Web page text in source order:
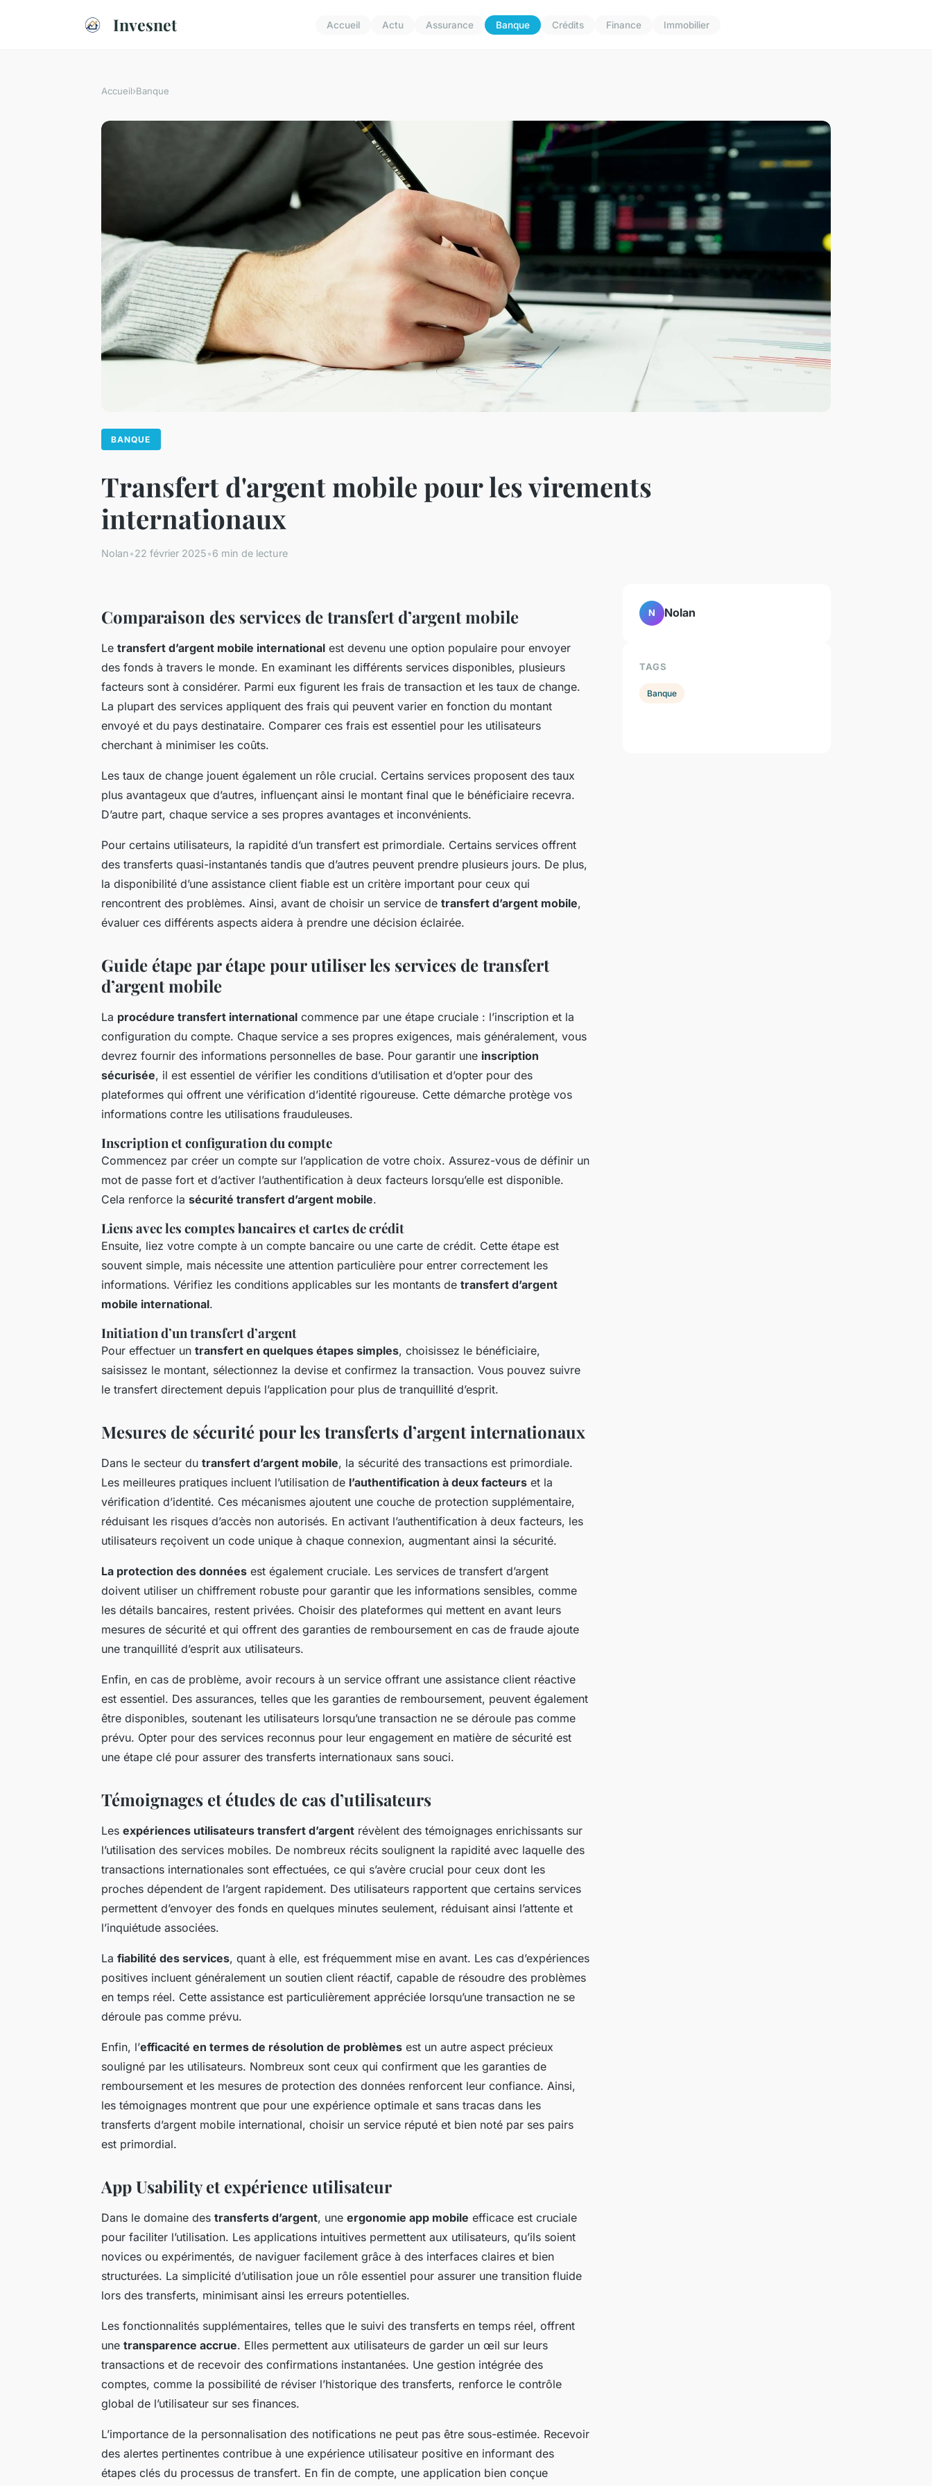
Invesnet Accueil Actu Assurance Banque Crédits Finance Immobilier
Accueil›Banque
BANQUE
Transfert d'argent mobile pour les virements
internationaux
Nolan•22 février 2025•6 min de lecture
Comparaison des services de transfert d’argent mobile
Le transfert d’argent mobile international est devenu une option populaire pour envoyer
des fonds à travers le monde. En examinant les différents services disponibles, plusieurs
facteurs sont à considérer. Parmi eux figurent les frais de transaction et les taux de change.
La plupart des services appliquent des frais qui peuvent varier en fonction du montant
envoyé et du pays destinataire. Comparer ces frais est essentiel pour les utilisateurs
cherchant à minimiser les coûts.
Les taux de change jouent également un rôle crucial. Certains services proposent des taux
plus avantageux que d’autres, influençant ainsi le montant final que le bénéficiaire recevra.
D’autre part, chaque service a ses propres avantages et inconvénients.
Pour certains utilisateurs, la rapidité d’un transfert est primordiale. Certains services offrent
des transferts quasi-instantanés tandis que d’autres peuvent prendre plusieurs jours. De plus,
la disponibilité d’une assistance client fiable est un critère important pour ceux qui
rencontrent des problèmes. Ainsi, avant de choisir un service de transfert d’argent mobile,
évaluer ces différents aspects aidera à prendre une décision éclairée.
Guide étape par étape pour utiliser les services de transfert
d’argent mobile
La procédure transfert international commence par une étape cruciale : l’inscription et la
configuration du compte. Chaque service a ses propres exigences, mais généralement, vous
devrez fournir des informations personnelles de base. Pour garantir une inscription
sécurisée, il est essentiel de vérifier les conditions d’utilisation et d’opter pour des
plateformes qui offrent une vérification d’identité rigoureuse. Cette démarche protège vos
informations contre les utilisations frauduleuses.
Inscription et configuration du compte
Commencez par créer un compte sur l’application de votre choix. Assurez-vous de définir un
mot de passe fort et d’activer l’authentification à deux facteurs lorsqu’elle est disponible.
Cela renforce la sécurité transfert d’argent mobile.
Liens avec les comptes bancaires et cartes de crédit
Ensuite, liez votre compte à un compte bancaire ou une carte de crédit. Cette étape est
souvent simple, mais nécessite une attention particulière pour entrer correctement les
informations. Vérifiez les conditions applicables sur les montants de transfert d’argent
mobile international.
Initiation d’un transfert d’argent
Pour effectuer un transfert en quelques étapes simples, choisissez le bénéficiaire,
saisissez le montant, sélectionnez la devise et confirmez la transaction. Vous pouvez suivre
le transfert directement depuis l’application pour plus de tranquillité d’esprit.
Mesures de sécurité pour les transferts d’argent internationaux
Dans le secteur du transfert d’argent mobile, la sécurité des transactions est primordiale.
Les meilleures pratiques incluent l’utilisation de l’authentification à deux facteurs et la
vérification d’identité. Ces mécanismes ajoutent une couche de protection supplémentaire,
réduisant les risques d’accès non autorisés. En activant l’authentification à deux facteurs, les
utilisateurs reçoivent un code unique à chaque connexion, augmentant ainsi la sécurité.
La protection des données est également cruciale. Les services de transfert d’argent
doivent utiliser un chiffrement robuste pour garantir que les informations sensibles, comme
les détails bancaires, restent privées. Choisir des plateformes qui mettent en avant leurs
mesures de sécurité et qui offrent des garanties de remboursement en cas de fraude ajoute
une tranquillité d’esprit aux utilisateurs.
Enfin, en cas de problème, avoir recours à un service offrant une assistance client réactive
est essentiel. Des assurances, telles que les garanties de remboursement, peuvent également
être disponibles, soutenant les utilisateurs lorsqu’une transaction ne se déroule pas comme
prévu. Opter pour des services reconnus pour leur engagement en matière de sécurité est
une étape clé pour assurer des transferts internationaux sans souci.
Témoignages et études de cas d’utilisateurs
Les expériences utilisateurs transfert d’argent révèlent des témoignages enrichissants sur
l’utilisation des services mobiles. De nombreux récits soulignent la rapidité avec laquelle des
transactions internationales sont effectuées, ce qui s’avère crucial pour ceux dont les
proches dépendent de l’argent rapidement. Des utilisateurs rapportent que certains services
permettent d’envoyer des fonds en quelques minutes seulement, réduisant ainsi l’attente et
l’inquiétude associées.
La fiabilité des services, quant à elle, est fréquemment mise en avant. Les cas d’expériences
positives incluent généralement un soutien client réactif, capable de résoudre des problèmes
en temps réel. Cette assistance est particulièrement appréciée lorsqu’une transaction ne se
déroule pas comme prévu.
Enfin, l’efficacité en termes de résolution de problèmes est un autre aspect précieux
souligné par les utilisateurs. Nombreux sont ceux qui confirment que les garanties de
remboursement et les mesures de protection des données renforcent leur confiance. Ainsi,
les témoignages montrent que pour une expérience optimale et sans tracas dans les
transferts d’argent mobile international, choisir un service réputé et bien noté par ses pairs
est primordial.
App Usability et expérience utilisateur
Dans le domaine des transferts d’argent, une ergonomie app mobile efficace est cruciale
pour faciliter l’utilisation. Les applications intuitives permettent aux utilisateurs, qu’ils soient
novices ou expérimentés, de naviguer facilement grâce à des interfaces claires et bien
structurées. La simplicité d’utilisation joue un rôle essentiel pour assurer une transition fluide
lors des transferts, minimisant ainsi les erreurs potentielles.
Les fonctionnalités supplémentaires, telles que le suivi des transferts en temps réel, offrent
une transparence accrue. Elles permettent aux utilisateurs de garder un œil sur leurs
transactions et de recevoir des confirmations instantanées. Une gestion intégrée des
comptes, comme la possibilité de réviser l’historique des transferts, renforce le contrôle
global de l’utilisateur sur ses finances.
L’importance de la personnalisation des notifications ne peut pas être sous-estimée. Recevoir
des alertes pertinentes contribue à une expérience utilisateur positive en informant des
étapes clés du processus de transfert. En fin de compte, une application bien conçue
N Nolan
TAGS
Banque